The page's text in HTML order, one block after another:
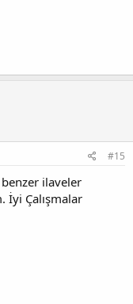
#15
ilaveler
İyi Çalışmalar